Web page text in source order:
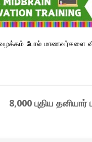
வழக்கம் போல் மாணவர்களை
8,000 புதிய